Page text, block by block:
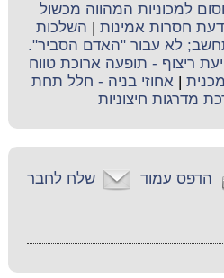
למכוניות המהווה מכשול
דעת חסרות אמינות
השלכות
לא עבור "האדם הסביר".
ריצוף - תופעה ארוכת טווח
|אחוזי בניה - חלל תחת
מדרגות חיצוניות
שלח לחבר הדפס עמוד